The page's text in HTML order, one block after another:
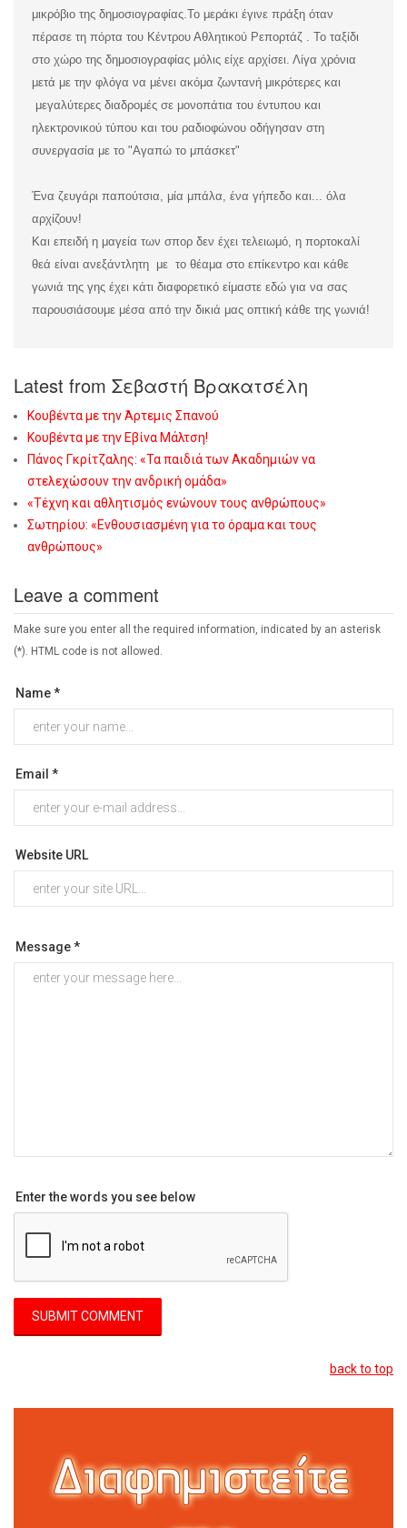
μικρόβιο της δημοσιογραφίας.Το μεράκι έγινε πράξη όταν
πέρασε τη πόρτα του Κέντρου Αθλητικού Ρεπορτάζ . Το ταξίδι
στο χώρο της δημοσιογραφίας μόλις είχε αρχίσει. Λίγα χρόνια
μετά με την φλόγα να μένει ακόμα ζωντανή μικρότερες και
μεγαλύτερες διαδρομές σε μονοπάτια του έντυπου και
ηλεκτρονικού τύπου και του ραδιοφώνου οδήγησαν στη
συνεργασία με το "Αγαπώ το μπάσκετ"
Ένα ζευγάρι παπούτσια, μία μπάλα, ένα γήπεδο και... όλα
αρχίζουν!
Και επειδή η μαγεία των σπορ δεν έχει τελειωμό, η πορτοκαλί
θεά είναι ανεξάντλητη με το θέαμα στο επίκεντρο και κάθε
γωνιά της γης έχει κάτι διαφορετικό είμαστε εδώ για να σας
παρουσιάσουμε μέσα από την δικιά μας οπτική κάθε της γωνιά!
Latest from Σεβαστή Βρακατσέλη
Κουβέντα με την Άρτεμις Σπανού
Κουβέντα με την Εβίνα Μάλτση!
Πάνος Γκρίτζαλης: «Τα παιδιά των Ακαδημιών να
στελεχώσουν την ανδρική ομάδα»
«Τέχνη και αθλητισμός ενώνουν τους ανθρώπους»
Σωτηρίου: «Eνθουσιασμένη για το όραμα και τους
ανθρώπους»
Leave a comment
Make sure you enter all the required information, indicated by an asterisk
(*). HTML code is not allowed.
Name *
Email *
Website URL
Message *
Enter the words you see below
back to top